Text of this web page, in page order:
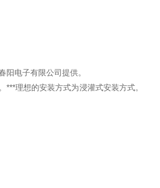
阳电子有限公司提供。
理想的安装方式为浸灌式安装方式。